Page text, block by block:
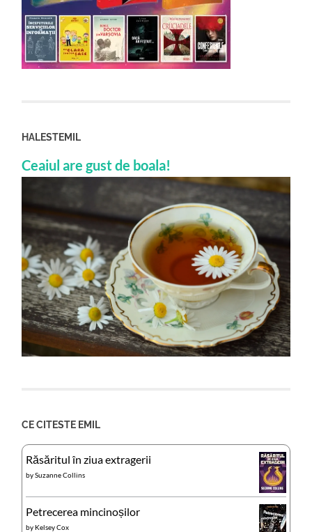
HALESTEMIL
Ceaiul are gust de boala!
CE CITESTE EMIL
Răsăritul în ziua extragerii
bySuzanne Collins
Petrecerea mincinoșilor
by Kelsey Cox